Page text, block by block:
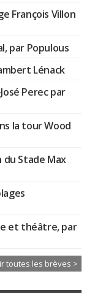
François Villon
par Populous
Lénack
Perec par
la tour Wood
Stade Max
et théâtre, par
toutes les brèves >